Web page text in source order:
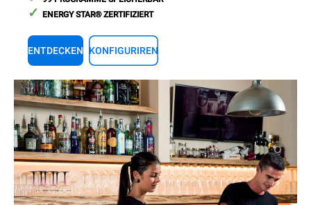
ENERGY STAR® ZERTIFIZIERT
ENTDECKEN KONFIGURIREN